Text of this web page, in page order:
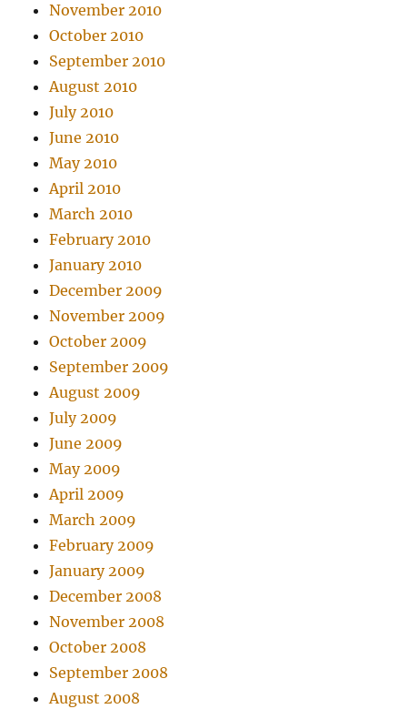
November 2010
October 2010
September 2010
August 2010
July 2010
June 2010
May 2010
April 2010
March 2010
February 2010
January 2010
December 2009
November 2009
October 2009
September 2009
August 2009
July 2009
June 2009
May 2009
April 2009
March 2009
February 2009
January 2009
December 2008
November 2008
October 2008
September 2008
August 2008